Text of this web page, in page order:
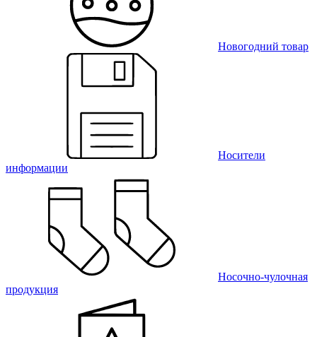
Новогодний товар
Носители
информации
Носочно-чулочная
продукция